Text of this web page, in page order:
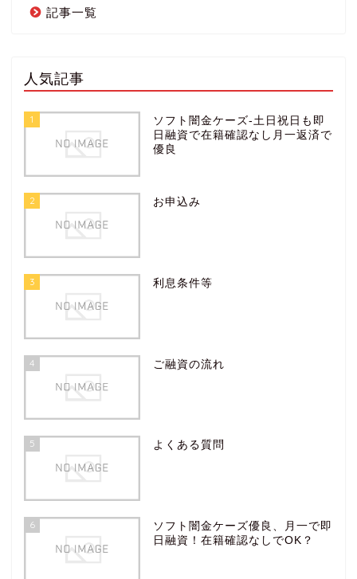
記事一覧
人気記事
1
ソフト闇金ケーズ-土日祝日も即
日融資で在籍確認なし月一返済で
優良
2 お申込み
3 利息条件等
4 ご融資の流れ
5 よくある質問
6
ソフト闇金ケーズ優良、月一で即
日融資！在籍確認なしでOK？